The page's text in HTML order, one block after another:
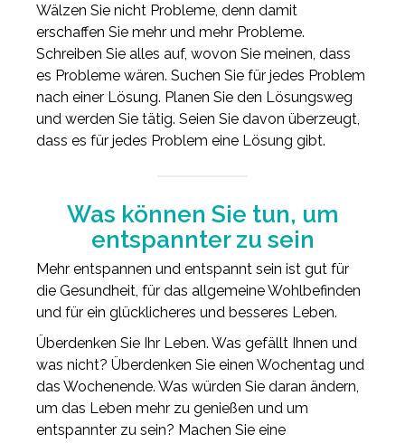
Wälzen Sie nicht Probleme, denn damit
erschaffen Sie mehr und mehr Probleme.
Schreiben Sie alles auf, wovon Sie meinen, dass
es Probleme wären. Suchen Sie für jedes Problem
nach einer Lösung. Planen Sie den Lösungsweg
und werden Sie tätig. Seien Sie davon überzeugt,
dass es für jedes Problem eine Lösung gibt.
Was können Sie tun, um
entspannter zu sein
Mehr entspannen und entspannt sein ist gut für
die Gesundheit, für das allgemeine Wohlbefinden
und für ein glücklicheres und besseres Leben.
Überdenken Sie Ihr Leben. Was gefällt Ihnen und
was nicht? Überdenken Sie einen Wochentag und
das Wochenende. Was würden Sie daran ändern,
um das Leben mehr zu genießen und um
entspannter zu sein? Machen Sie eine